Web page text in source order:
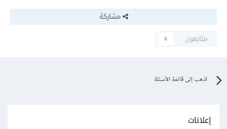
مشاركة
متابعون
0
اذهب إلى قائمة الأسئلة
إعلانات